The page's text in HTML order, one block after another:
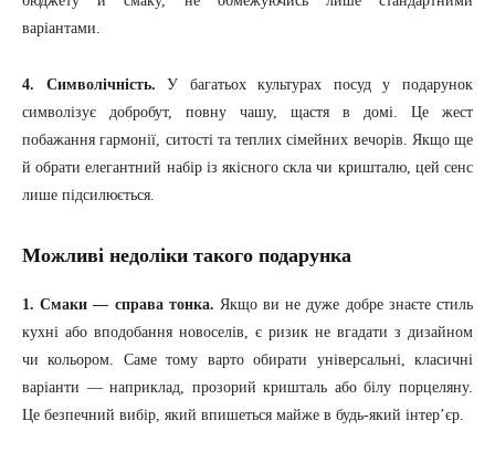
варіантами.
4. Символічність. У багатьох культурах посуд у подарунок
символізує добробут, повну чашу, щастя в домі. Це жест
побажання гармонії, ситості та теплих сімейних вечорів. Якщо ще
й обрати елегантний набір із якісного скла чи кришталю, цей сенс
лише підсилюється.
Можливі недоліки такого подарунка
1. Смаки — справа тонка. Якщо ви не дуже добре знаєте стиль
кухні або вподобання новоселів, є ризик не вгадати з дизайном
чи кольором. Саме тому варто обирати універсальні, класичні
варіанти — наприклад, прозорий кришталь або білу порцеляну.
Це безпечний вибір, який впишеться майже в будь-який інтер’єр.